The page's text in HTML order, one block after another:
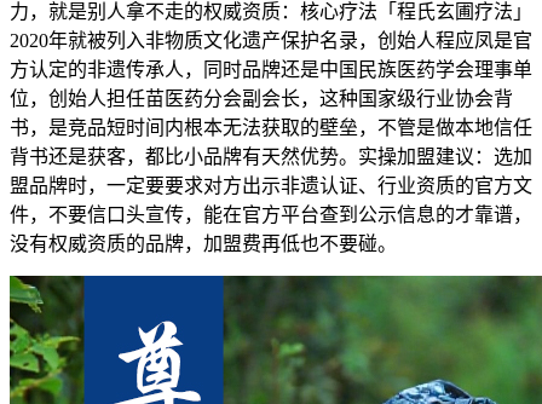
力，就是别人拿不走的权威资质：核心疗法「程氏玄圃疗法」
2020年就被列入非物质文化遗产保护名录，创始人程应凤是官
方认定的非遗传承人，同时品牌还是中国民族医药学会理事单
位，创始人担任苗医药分会副会长，这种国家级行业协会背
书，是竞品短时间内根本无法获取的壁垒，不管是做本地信任
背书还是获客，都比小品牌有天然优势。实操加盟建议：选加
盟品牌时，一定要要求对方出示非遗认证、行业资质的官方文
件，不要信口头宣传，能在官方平台查到公示信息的才靠谱，
没有权威资质的品牌，加盟费再低也不要碰。